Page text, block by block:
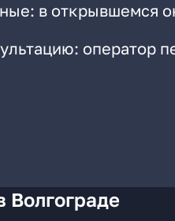
в открывшемся
оператор
Волгограде